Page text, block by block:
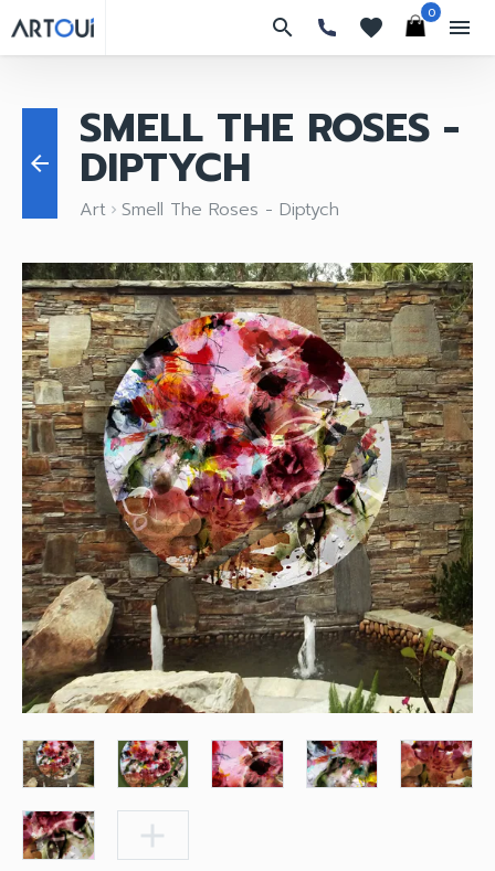
search favorites
0
menu
arrow_back
SMELL THE ROSES -
DIPTYCH
Art keyboard_arrow_right Smell The Roses - Diptych
add